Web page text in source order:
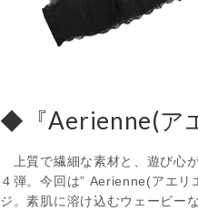
◆『Aerienne(ア
上質で繊細な素材と、遊び心
４弾。今回は” Aerienne(アエリ
ジ。素肌に溶け込むウェービー